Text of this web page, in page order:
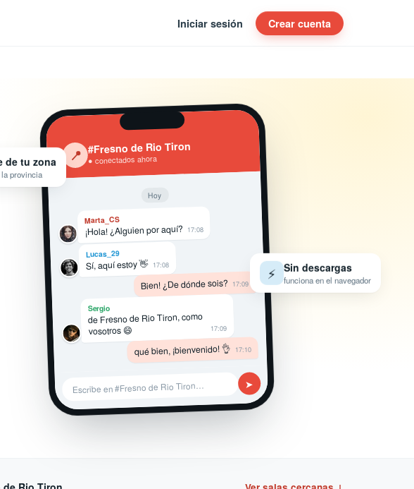
Iniciar sesión Crear cuenta
‹ 📍 #Fresno de Rio Tiron
● conectados ahora
Hoy
Marta_CS
¡Hola! ¿Alguien por aquí? 17:08
Lucas_29
Sí, aquí estoy 👋 17:08
Bien! ¿De dónde sois? 17:09
Sergio
de Fresno de Rio Tiron, como
vosotros 😄 17:09
qué bien, ¡bienvenido! 👌 17:10
Escribe en #Fresno de Rio Tiron… ➤
de tu zona
provincia
⚡ Sin descargas
funciona en el navegador